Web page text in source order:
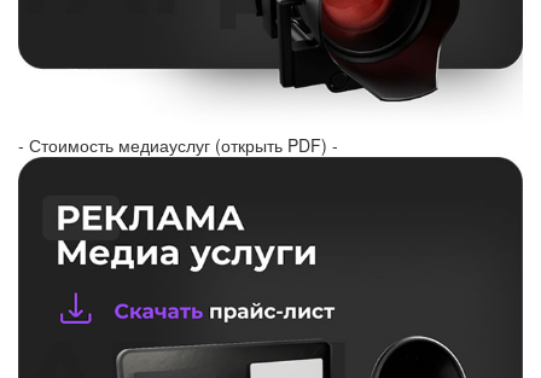
- Стоимость медиауслуг (открыть PDF) -